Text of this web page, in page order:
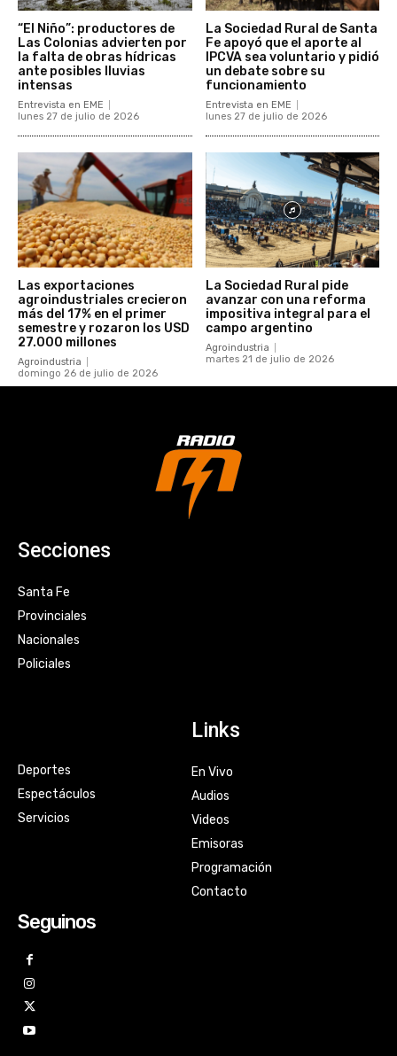
“El Niño”: productores de
Las Colonias advierten por
la falta de obras hídricas
ante posibles lluvias
intensas
Entrevista en EME
lunes 27 de julio de 2026
La Sociedad Rural de Santa
Fe apoyó que el aporte al
IPCVA sea voluntario y pidió
un debate sobre su
funcionamiento
Entrevista en EME
lunes 27 de julio de 2026
Las exportaciones
agroindustriales crecieron
más del 17% en el primer
semestre y rozaron los USD
27.000 millones
Agroindustria
domingo 26 de julio de 2026
La Sociedad Rural pide
avanzar con una reforma
impositiva integral para el
campo argentino
Agroindustria
martes 21 de julio de 2026
Secciones
Santa Fe
Provinciales
Nacionales
Policiales
Deportes
Espectáculos
Servicios
Links
En Vivo
Audios
Videos
Emisoras
Programación
Contacto
Seguinos